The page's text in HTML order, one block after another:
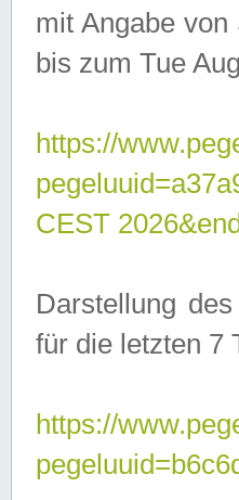
mit Angabe
bis zum Tue
https://
CEST
Darstellung
für die letzten 7
https://